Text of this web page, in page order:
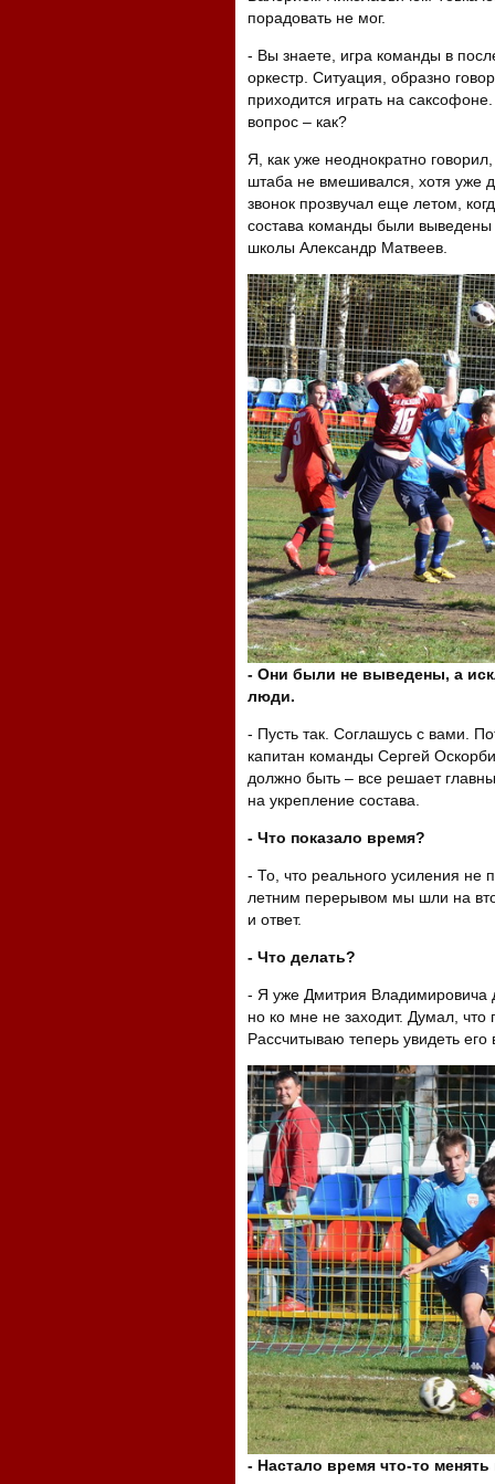
порадовать не мог.
- Вы знаете, игра команды в
оркестр. Ситуация, образно
приходится играть на
вопрос – как?
Я, как уже неоднократно
штаба не вмешивался, хотя уже
звонок прозвучал еще летом,
состава команды были
школы Александр Матвеев.
- Они были не выведены, а
люди.
- Пусть так. Соглашусь с вами.
капитан команды Сергей
должно быть – все решает
на укрепление состава.
- Что показало время?
- То, что реального усиления не
летним перерывом мы шли на
и ответ.
- Что делать?
- Я уже Дмитрия Владимировича
но ко мне не заходит. Думал,
Рассчитываю теперь увидеть его
- Настало время что-то